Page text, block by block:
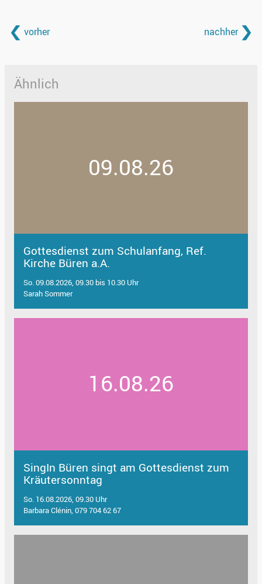
vorher nachher
Ähnlich
09.08.26
Gottesdienst zum Schulanfang, Ref.
Kirche Büren a.A.
So. 09.08.2026, 09.30 bis 10.30 Uhr
Sarah Sommer
16.08.26
SingIn Büren singt am Gottesdienst zum
Kräutersonntag
So. 16.08.2026, 09.30 Uhr
Barbara Clénin, 079 704 62 67